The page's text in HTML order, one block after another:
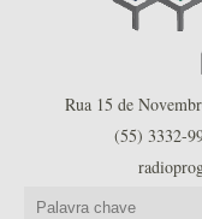
Rua 15 de
(55) 3332-